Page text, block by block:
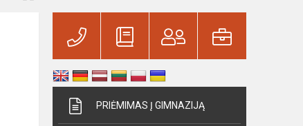
PRIĖMIMAS Į GIMNAZIJĄ